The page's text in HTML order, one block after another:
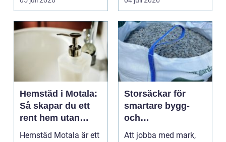
Hemstäd i Motala:
Så skapar du ett
rent hem utan
stress
Hemstäd Motala är ett
Storsäckar för
smartare bygg-
och
trädgårdsprojekt
Att jobba med mark,